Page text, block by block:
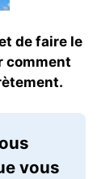
de faire le
comment
vous